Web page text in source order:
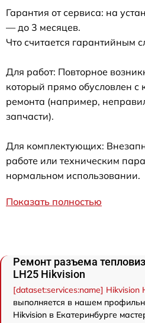
Гарантия от сервиса: на
— до 3 месяцев.
Что считается гарантийным
Для работ: Повторное
который прямо обусловлен с
ремонта (например,
запчасти).
Для комплектующих:
работе или техническим
нормальном использовании.
Показать полностью
Ремонт разъема
LH25 Hikvision
[dataset:services:name]
выполняется в нашем
Hikvision в Екатеринбурге